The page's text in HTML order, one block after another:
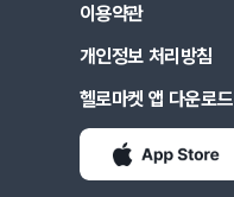
이용약관
개인정보 처리방침
헬로마켓 앱 다운로드